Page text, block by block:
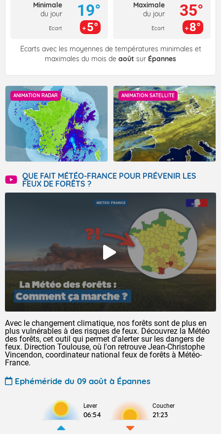
Minimale
du jour
Ecart
19°
5°
Maximale
du jour
Ecart
35°
8°
Écarts avec les moyennes de températures minimales et
maximales du mois de août sur Épannes
ANIMATION RADAR ANIMATION SATELLITE
QUE FAIT MÉTÉO-FRANCE POUR PRÉVENIR LES
FEUX DE FORÊTS ?
Avec le changement climatique, nos forêts sont de plus en
plus vulnérables à des risques de feux. Découvrez la Météo
des forêts, cet outil qui permet d'alerter sur les dangers de
feux. Direction Toulouse, où l'on retrouve Jean-Christophe
Vincendon, coordinateur national feux de forêts à Météo-
France.
Ephéméride du 09 août à Épannes
Lever
06:54
Coucher
21:23